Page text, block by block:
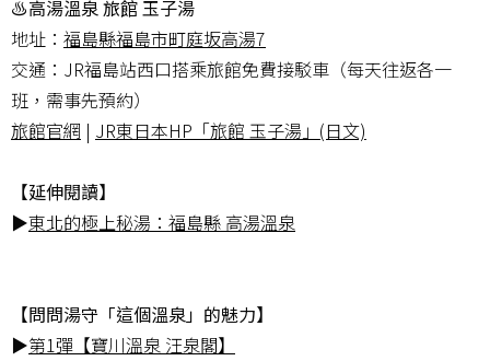
♨高湯溫泉 旅館 玉子湯
地址： 福島縣福島市町庭坂高湯7
交通：JR福島站西口搭乘旅館免費接駁車（每天往返各一
班，需事先預約）
旅館官網 | JR東日本HP「旅館 玉子湯」(日文)
【延伸閱讀】
▶東北的極上秘湯：福島縣 高湯溫泉
【問問湯守「這個溫泉」的魅力】
▶第1彈【寶川溫泉 汪泉閣】